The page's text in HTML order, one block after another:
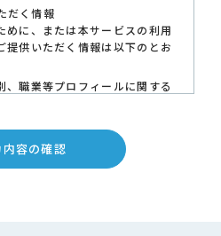
だく情報
めに、または本サービスの利用
提供いただく情報は以下のとお
、職業等プロフィールに関する
静止画情報